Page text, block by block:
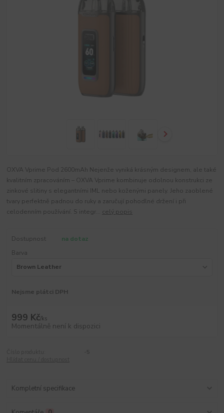
OXVA Vprime Pod 2600mAh Nejenže vyniká krásným designem, ale také
kvalitním zpracováním – OXVA Vprime kombinuje odolnou konstrukci ze
zinkové slitiny s elegantními IML nebo koženými panely. Jeho zaoblené
tvary perfektně padnou do ruky a zaručují pohodlné držení i při
celodenním používání. S integr... celý popis
Dostupnost
na dotaz
Barva
Nejsme plátci DPH
999 Kč/ks
Momentálně není k dispozici
Kompletní specifikace